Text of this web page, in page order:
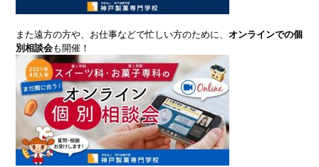
また遠方の方や、お仕事などで忙しい方のために、オンラインでの個
別相談会も開催！